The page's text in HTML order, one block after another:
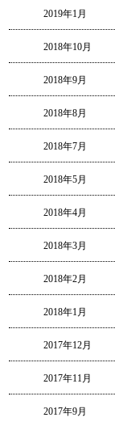
2019年1月
2018年10月
2018年9月
2018年8月
2018年7月
2018年5月
2018年4月
2018年3月
2018年2月
2018年1月
2017年12月
2017年11月
2017年9月